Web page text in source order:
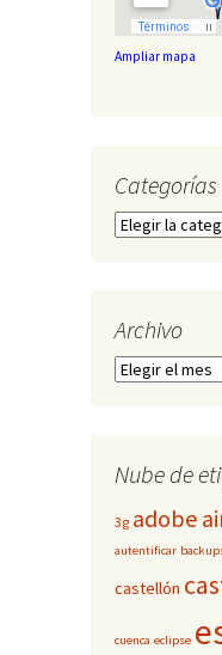
Ampliar mapa
Categorías
Categorías
Archivo
Archivo
Nube de
3g adobe
autentificar
castellón
cuenca eclipse